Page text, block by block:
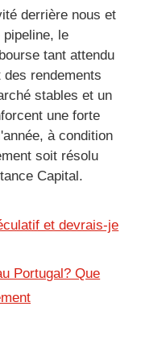
derrière nous et
le
tant attendu
rendements
stables et un
une forte
à condition
soit résolu
Capital.
et devrais-je
Portugal? Que